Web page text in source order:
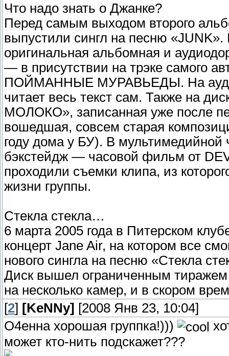
Что надо знать о Джанке?
Перед самым выходом второго
выпустили сингл на песню
оригинальная альбомная и
— в присутствии на трэке самого
ПОЙМАННЫЕ МУРАВЬЕДЫ. На
читает весь текст сам. Также на
МОЛОКО», записанная уже после
вошедшая, совсем старая
году дома у БУ). В мультимедийной
бэкстейдж — часовой фильм от
проходили съемки клипа, из
жизни группы.
Стекла стекла…
6 марта 2005 года в Питерском
концерт Jane Air, на котором все
нового сингла на песню «Стекла
Диск вышел ограниченным
на несколько камер, и в скором
[2] [KeNNy] [2008 Янв 23, 10:04]
О4енна хорошая группка!)))
может кто-нить подскажет???